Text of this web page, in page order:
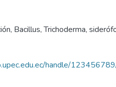
Bacillus, Trichoderma,
handle/